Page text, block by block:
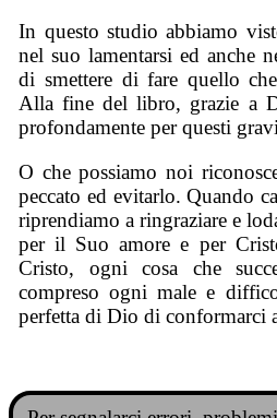
In questo studio abbiamo
nel suo lamentarsi ed anche
di smettere di fare quello
Alla fine del libro, grazie a
profondamente per questi
O che possiamo noi
peccato ed evitarlo. Quando
riprendiamo a ringraziare e
per il Suo amore e per
Cristo, ogni cosa che
compreso ogni male e
perfetta di Dio di conformarci